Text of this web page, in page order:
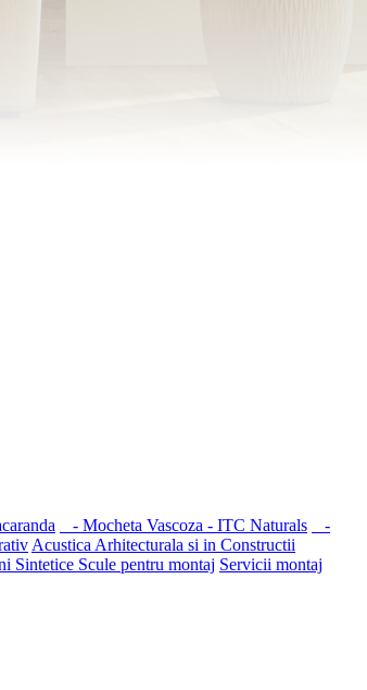
- Mocheta Vascoza - ITC Naturals
-
Acustica Arhitecturala si in Constructii
Sintetice Scule pentru montaj Servicii montaj